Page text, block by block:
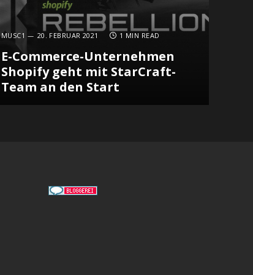
MUSC1 20. FEBRUAR 2021 1 MIN READ
E-Commerce-Unternehmen
Shopify geht mit StarCraft-
Team an den Start